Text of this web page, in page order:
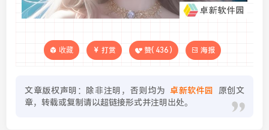
收藏 打赏 赞( 436 ) 海报
文章版权声明：除非注明，否则均为 卓新软件园
原创文
章，转载或复制请以超链接形式并注明出处。